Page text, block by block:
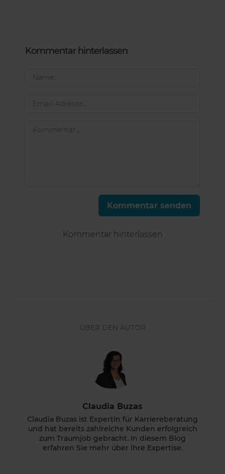
Kommentar hinterlassen
Kommentar senden
Kommentar hinterlassen
ÜBER DEN AUTOR
Claudia Buzas
Claudia Buzas ist Expertin für Karriereberatung
und hat bereits zahlreiche Kunden erfolgreich
zum Traumjob gebracht. In diesem Blog
erfahren Sie mehr über ihre Expertise.